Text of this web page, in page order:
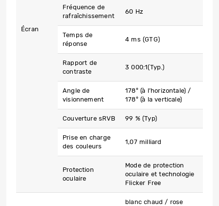
Écran
Fréquence de
rafraîchissement
60 Hz
Temps de
réponse
4 ms (GTG)
Rapport de
contraste
3 000:1(Typ.)
Angle de
visionnement
178° (à l’horizontale) /
178° (à la verticale)
Couverture sRVB 99 % (Typ)
Prise en charge
des couleurs
1,07 milliard
Protection
oculaire
Mode de protection
oculaire et technologie
Flicker Free
blanc chaud / rose